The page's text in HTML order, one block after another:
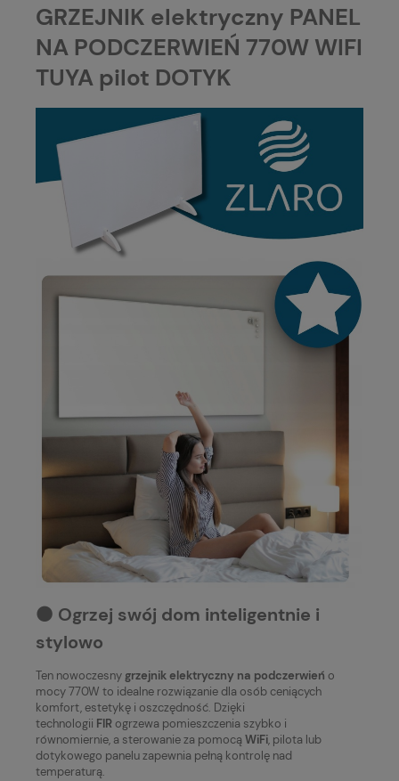
GRZEJNIK elektryczny PANEL
NA PODCZERWIEŃ 770W WIFI
TUYA pilot DOTYK
⚫️ Ogrzej swój dom inteligentnie i
stylowo
Ten nowoczesny grzejnik elektryczny na podczerwień o
mocy 770W to idealne rozwiązanie dla osób ceniących
komfort, estetykę i oszczędność. Dzięki
technologii FIRogrzewa pomieszczenia szybko i
równomiernie, a sterowanie za pomocąWiFi, pilota lub
dotykowego panelu zapewnia pełną kontrolę nad
temperaturą.